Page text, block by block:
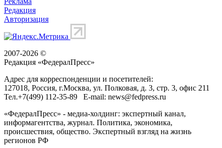
Редакция
Авторизация
2007-2026 ©
Редакция «ФедералПресс»
Адрес для корреспонденции и посетителей:
127018, Россия, г.Москва, ул. Полковая, д. 3, стр. 3, офис 211
Тел.+7(499) 112-35-89 E-mail: news@fedpress.ru
«ФедералПресс» - медиа-холдинг: экспертный канал,
информагентства, журнал. Политика, экономика,
происшествия, общество. Экспертный взгляд на жизнь
регионов РФ